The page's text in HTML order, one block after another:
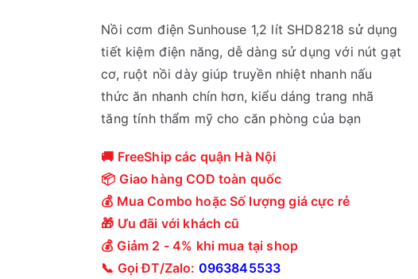
Nồi cơm điện Sunhouse 1,2 lít SHD8218 sử dụng
tiết kiệm điện năng, dễ dàng sử dụng với nút gạt
cơ, ruột nồi dày giúp truyền nhiệt nhanh nấu
thức ăn nhanh chín hơn, kiểu dáng trang nhã
tăng tính thẩm mỹ cho căn phòng của bạn
🚚 FreeShip các quận Hà Nội
📦 Giao hàng COD toàn quốc
💰 Mua Combo hoặc Số lượng giá cực rẻ
🎁 Ưu đãi với khách cũ
💰 Giảm 2 - 4% khi mua tại shop
📞 Gọi ĐT/Zalo: 0963845533